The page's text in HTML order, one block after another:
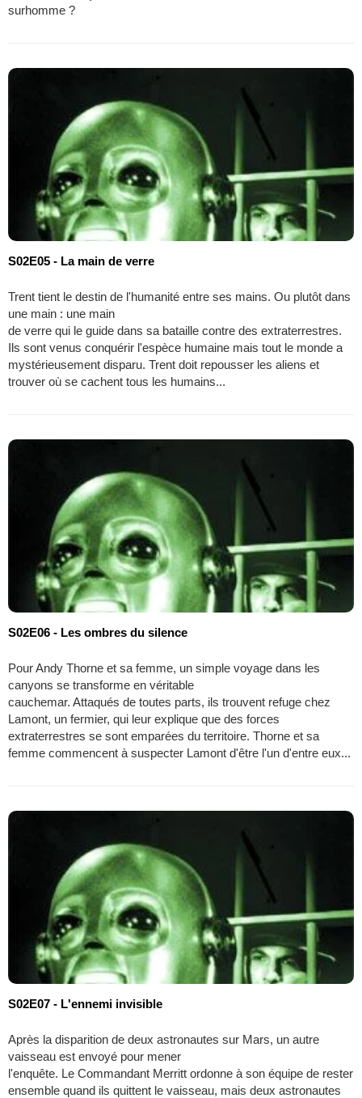
surhomme ?
S02E05 - La main de verre
Trent tient le destin de l'humanité entre ses mains. Ou plutôt dans
une main : une main
de verre qui le guide dans sa bataille contre des extraterrestres.
Ils sont venus conquérir l'espèce humaine mais tout le monde a
mystérieusement disparu. Trent doit repousser les aliens et
trouver où se cachent tous les humains...
S02E06 - Les ombres du silence
Pour Andy Thorne et sa femme, un simple voyage dans les
canyons se transforme en véritable
cauchemar. Attaqués de toutes parts, ils trouvent refuge chez
Lamont, un fermier, qui leur explique que des forces
extraterrestres se sont emparées du territoire. Thorne et sa
femme commencent à suspecter Lamont d'être l'un d'entre eux...
S02E07 - L'ennemi invisible
Après la disparition de deux astronautes sur Mars, un autre
vaisseau est envoyé pour mener
l'enquête. Le Commandant Merritt ordonne à son équipe de rester
ensemble quand ils quittent le vaisseau, mais deux astronautes